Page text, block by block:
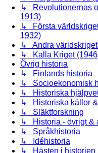
↳ Revolutionernas
1913)
↳ Första
1932)
↳ Andra världskriget
↳ Kalla Kriget
Övrig historia
↳ Finlands historia
↳ Socioekonomisk
↳ Historiska
↳ Historiska källor
↳ Släktforskning
↳ Historia - övrigt &
↳ Språkhistoria
↳ Idéhistoria
↳ Hästen i historien